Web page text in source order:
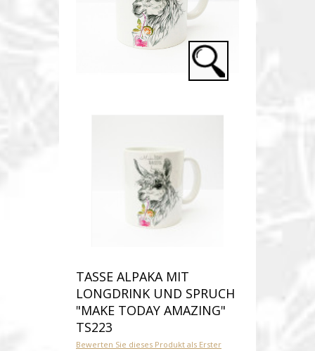
TASSE ALPAKA MIT
LONGDRINK UND SPRUCH
"MAKE TODAY AMAZING"
TS223
Bewerten Sie dieses Produkt als Erster